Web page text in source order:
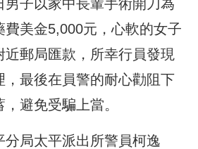
男子以家中長輩手術開刀為
費美金5,000元，心軟的女子
郵局匯款， 所幸行員發現
最後在員警的耐心勸阻下
避免受騙上當。
分局太平派出所警員柯逸